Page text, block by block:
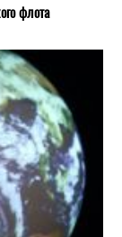
флота